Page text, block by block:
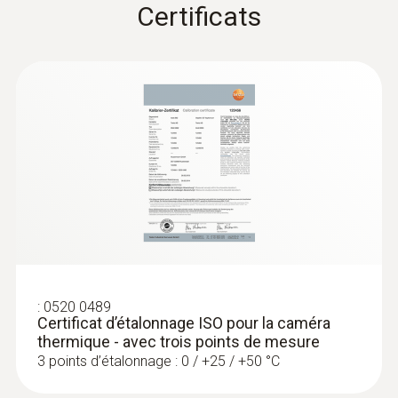
Localiser rapidement et de manière aisée
les zones à risque de moisissures : ces
zones sont représentées en rouge sur
l’écran de la caméra thermique lorsque
cette dernière se trouve en mode «
Contrôle aisé des chauffages et
Certificats
: 0520 0489
Certificat d’étalonnage ISO pour la caméra
thermique - avec trois points de mesure
3 points d’étalonnage : 0 / +25 / +50 °C